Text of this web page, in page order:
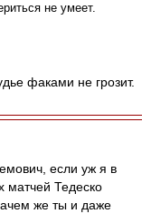
не умеет.
факами не грозит.
если уж я в
матчей Тедеско
же ты и даже